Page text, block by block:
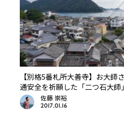
【別格5番札所大善寺】お大師
通安全を祈願した「二つ石大師」
佐藤 崇裕
2017.01.16